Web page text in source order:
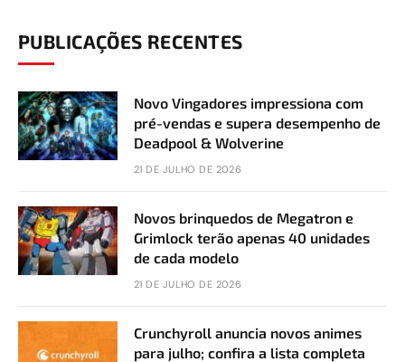
PUBLICAÇÕES RECENTES
Novo Vingadores impressiona com
pré-vendas e supera desempenho de
Deadpool & Wolverine
21 DE JULHO DE 2026
Novos brinquedos de Megatron e
Grimlock terão apenas 40 unidades
de cada modelo
21 DE JULHO DE 2026
Crunchyroll anuncia novos animes
para julho; confira a lista completa